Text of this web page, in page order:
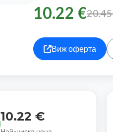
10.22 €
Виж оферта
10.22 €